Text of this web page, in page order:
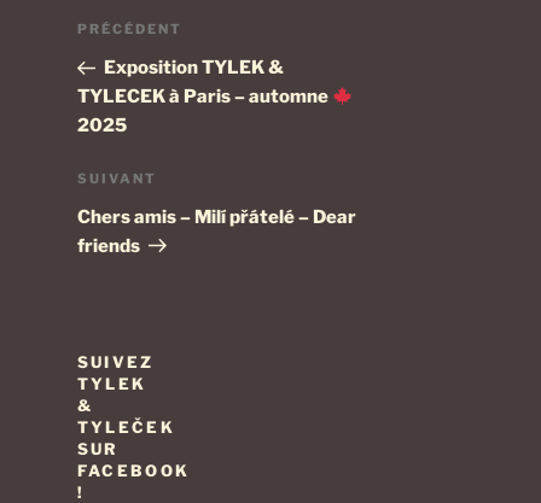
Navigation
l’article
Article
précédent
PRÉCÉDENT
Exposition TYLEK &
TYLECEK à Paris – automne
2025
Article
suivant
SUIVANT
Chers amis – Milí přátelé – Dear
friends
SUIVEZ
TYLEK
&
TYLEČEK
SUR
FACEBOOK
!